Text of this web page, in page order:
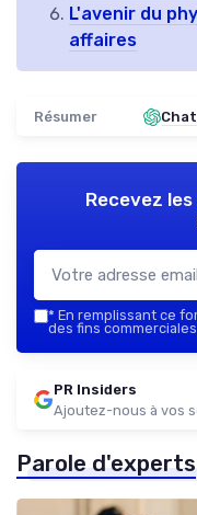
L'avenir du
affaires
Résumer
Recevez
* En remplissant ce
des fins
PR Insiders
Ajoutez-nous à vos
Parole d'experts